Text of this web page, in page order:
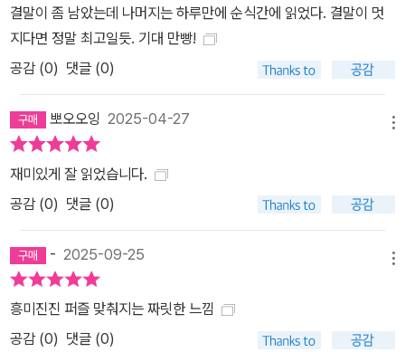
결말이 좀 남았는데 나머지는 하루만에 순식간에 읽었다. 결말이 멋
지다면 정말 최고일듯. 기대 만빵!
공감 (0) 댓글 (0)
뽀오오잉 2025-04-27
재미있게 잘 읽었습니다.
공감 (0) 댓글 (0)
- 2025-09-25
흥미진진 퍼즐 맞춰지는 짜릿한 느낌
공감 (0) 댓글 (0)